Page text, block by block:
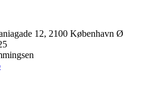
12, 2100 København Ø